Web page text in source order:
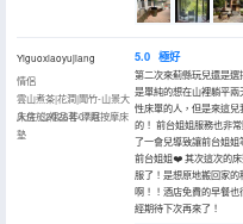
Yiguoxiaoyujiang
情侶
雲山煮茶|花澗|聞竹-山景大
床房-山裡品茗-添眠按摩床
墊
入住於2026年07月
5.0 極好
第二次來薊縣玩兒還是
是單純的想在山裡躺平
性床單的人，但是來這
的！ 前台姐姐服務也非
了一會兒導致讓前台姐
前台姐姐❤️ 其次這次的
服了！是想原地搬回家
啊！！酒店免費的早餐
經期待下次再來了！